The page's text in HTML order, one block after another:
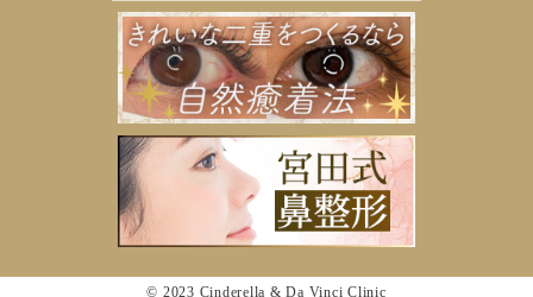
© 2023 Cinderella & Da Vinci Clinic